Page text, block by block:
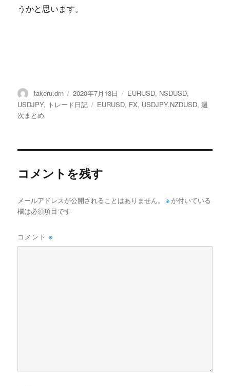
うかと思います。
投
稿
者
takeru.drn
投
稿
2020年7月13日
カ
テ
EURUSD, NSDUSD,
USDJPY, トレード日記
タ
EURUSD, FX, USDJPY.NZDUSD,週
次まとめ
コメントを残す
メールアドレスが公開されることはありません。 ※ が付いている
欄は必須項目です
コメント※